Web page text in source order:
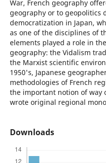
War, French geography
geography or to geopolitics
democratization in Japan,
as one of the disciplines of
elements played a role in
geography: the Vidalism
the Marxist scientific
1950's, Japanese
methodologies of French
the important notion of way
wrote original regional
Downloads